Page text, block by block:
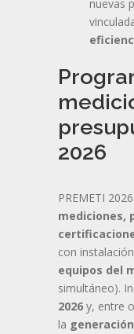
nuevas
2026
PREMETI
mediciones,
con
equipos del
simultáneo).
2026 y, entre
la